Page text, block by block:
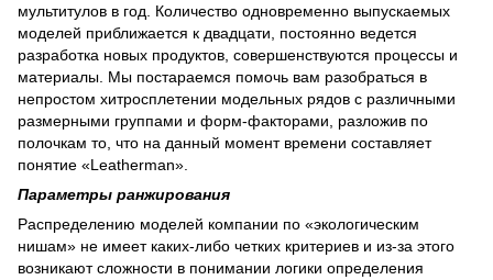
мультитулов в год. Количество одновременно выпускаемых
моделей приближается к двадцати, постоянно ведется
разработка новых продуктов, совершенствуются процессы и
материалы. Мы постараемся помочь вам разобраться в
непростом хитросплетении модельных рядов с различными
размерными группами и форм-факторами, разложив по
полочкам то, что на данный момент времени составляет
понятие «Leatherman».
Параметры ранжирования
Распределению моделей компании по «экологическим
нишам» не имеет каких-либо четких критериев и из-за этого
возникают сложности в понимании логики определения